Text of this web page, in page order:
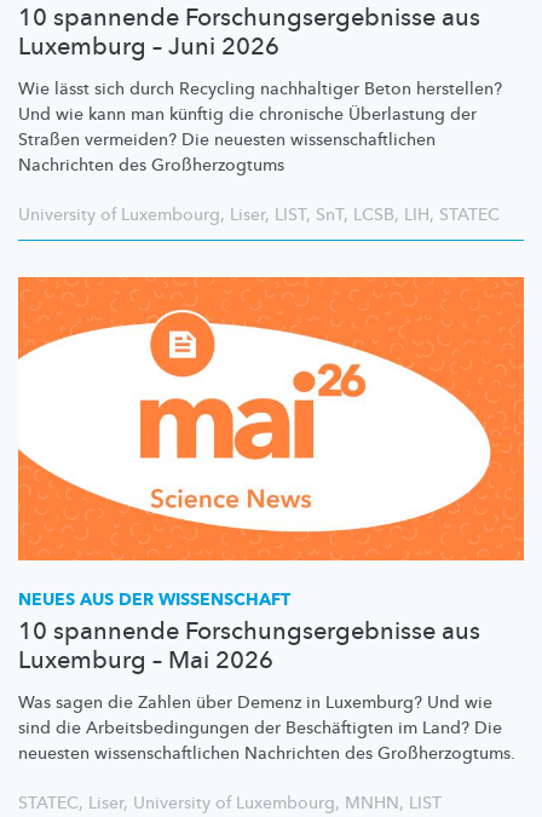
10 spannende Forschungsergebnisse aus
Luxemburg – Juni 2026
Wie lässt sich durch Recycling nachhaltiger Beton herstellen?
Und wie kann man künftig die chronische Überlastung der
Straßen vermeiden? Die neuesten wissenschaftlichen
Nachrichten des Großherzogtums
University of Luxembourg, Liser, LIST, SnT, LCSB, LIH, STATEC
NEUES AUS DER WISSENSCHAFT
10 spannende Forschungsergebnisse aus
Luxemburg – Mai 2026
Was sagen die Zahlen über Demenz in Luxemburg? Und wie
sind die Arbeitsbedingungen der Beschäftigten im Land? Die
neuesten wissenschaftlichen Nachrichten des Großherzogtums.
STATEC, Liser, University of Luxembourg, MNHN, LIST